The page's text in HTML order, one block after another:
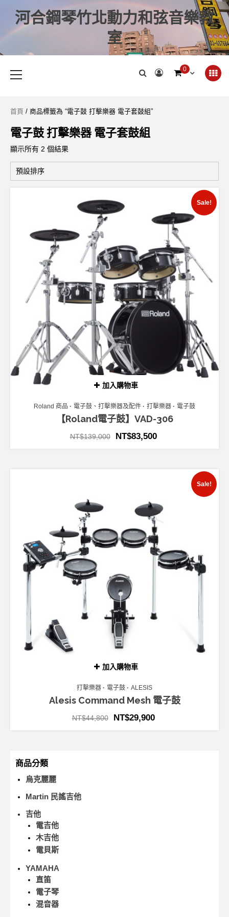
河合鋼琴竹北動力和弦音樂教
室
0
首頁 / 商品標籤為 “電子鼓 打擊樂器 電子套鼓組”
電子鼓 打擊樂器 電子套鼓組
顯示所有 2 個結果
加入購物車
Sale!
Roland 商品 電子鼓、打擊樂器及配件 打擊樂器 電子鼓
【Roland電子鼓】VAD-306
NT$139,000 NT$83,500
加入購物車
Sale!
打擊樂器 電子鼓 ALESIS
Alesis Command Mesh 電子鼓
NT$44,800 NT$29,900
商品分類
烏克麗麗
Martin 民謠吉他
吉他
電吉他
木吉他
電貝斯
YAMAHA
直笛
電子琴
混音器